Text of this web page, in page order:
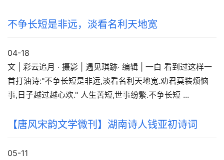
不争长短是非远，淡看名利天地宽
04-18
文 | 彩云追月 · 摄影 | 遇见琪跡· 编辑 | 一白 看到过这样一
首打油诗:"不争长短是非远,淡看名利天地宽.劝君莫装烦恼
事,日子越过越心欢." 人生苦短,世事纷繁.不争长短 ...
【唐风宋韵文学微刊】湖南诗人钱亚初诗词
05-11